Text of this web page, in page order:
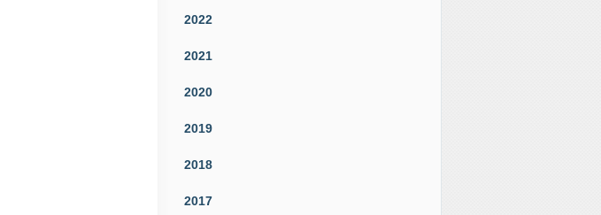
2022
2021
2020
2019
2018
2017